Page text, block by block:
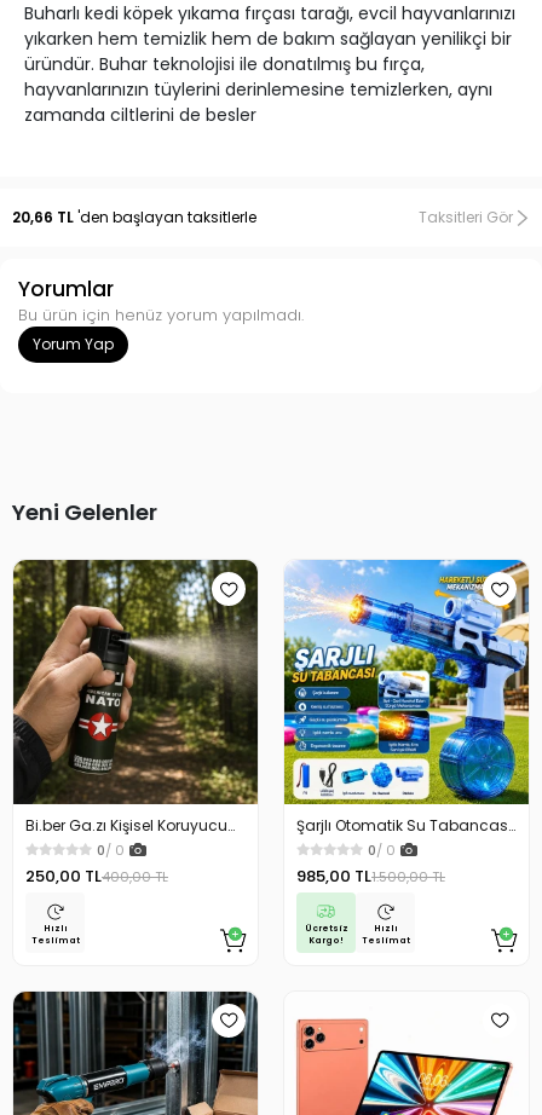
Buharlı kedi köpek yıkama fırçası tarağı, evcil hayvanlarınızı
yıkarken hem temizlik hem de bakım sağlayan yenilikçi bir
üründür. Buhar teknolojisi ile donatılmış bu fırça,
hayvanlarınızın tüylerini derinlemesine temizlerken, aynı
zamanda ciltlerini de besler
20,66 TL'den başlayan taksitlerle Taksitleri Gör
Yorumlar
Bu ürün için henüz yorum yapılmadı.
Yorum Yap
Yeni Gelenler
Bi.ber Ga.zı Kişisel Koruyucu
Ekipman Savunma İçin
0/ 0
250,00 TL400,00 TL
Hızlı
Teslimat
Şarjlı Otomatik Su Tabancası
Oyuncak Geniş Hazneli
0/ 0
985,00 TL1.500,00 TL
Ücretsiz
Kargo!
Hızlı
Teslimat